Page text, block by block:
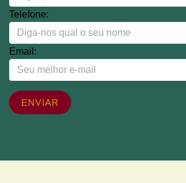
Telefone:
Email: